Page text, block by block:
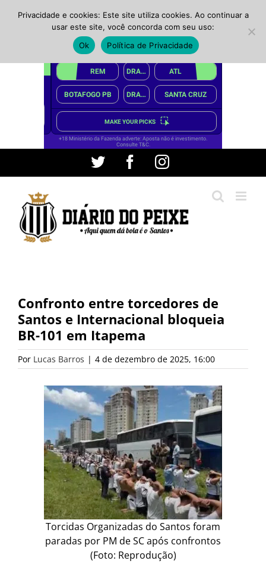
conteúdo
Twitter FacebookInstagram
Confronto entre torcedores de
Santos e Internacional bloqueia
BR-101 em Itapema
Por Lucas Barros | 4 de dezembro de 2025, 16:00
Torcidas Organizadas do Santos foram
paradas por PM de SC após confrontos
(Foto: Reprodução)
Privacidade e cookies: Este site utiliza cookies. Ao continuar a
usar este site, você concorda com seu uso:
Ok
Política de Privacidade